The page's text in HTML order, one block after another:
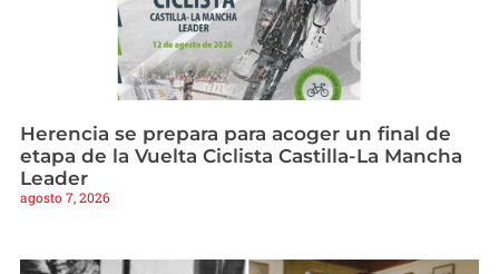
Herencia se prepara para acoger un final de
etapa de la Vuelta Ciclista Castilla-La Mancha
Leader
agosto 7, 2026